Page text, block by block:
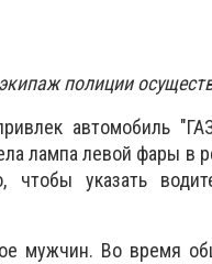
полиции
автомобиль
лампа левой фары в
чтобы указать
мужчин. Во время